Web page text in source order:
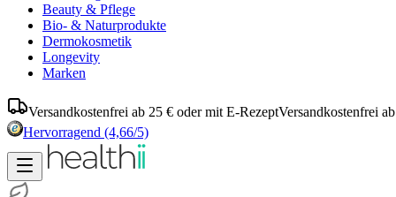
Beauty & Pflege
Bio- & Naturprodukte
Dermokosmetik
Longevity
Marken
Versandkostenfrei ab 25 € oder mit E-RezeptVersandkostenfrei
Hervorragend (4,66/5)